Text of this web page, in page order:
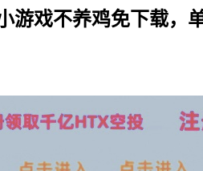
游戏不养鸡免下载，